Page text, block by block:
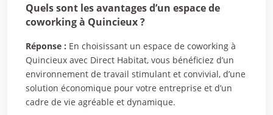
Quels sont les avantages d’un espace de
coworking à Quincieux ?
Réponse : En choisissant un espace de coworking à
Quincieux avec Direct Habitat, vous bénéficiez d’un
environnement de travail stimulant et convivial, d’une
solution économique pour votre entreprise et d’un
cadre de vie agréable et dynamique.